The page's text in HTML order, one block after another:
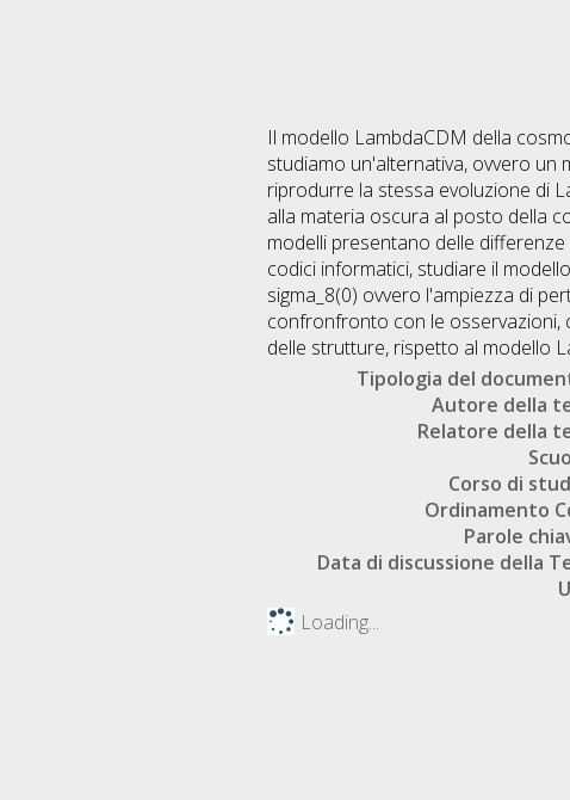
Il modello LambdaCDM della
studiamo un'alternativa, ovvero
riprodurre la stessa evoluzione di
alla materia oscura al posto della
modelli presentano delle
codici informatici, studiare il
sigma_8(0) ovvero l'ampiezza di
confronfronto con le osservazioni,
delle strutture, rispetto al modello
Tipologia del
Autore della
Relatore della
Corso di
Ordinamento
Parole
Data di discussione della
Loading...